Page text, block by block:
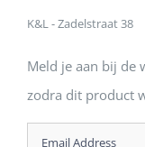
K&L - Zadelstraat 38
Meld je aan bij de
zodra dit product
Enter